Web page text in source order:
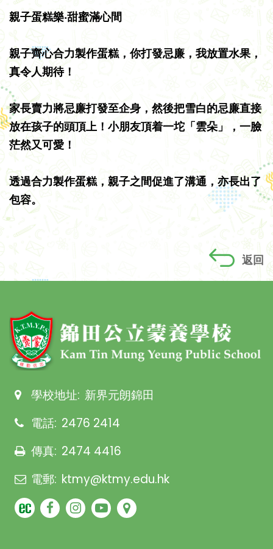
親子蛋糕樂‧甜蜜滿心間
親子齊心合力製作蛋糕，你打發忌廉，我放置水果，
真令人期待！
家長賣力將忌廉打發至企身，然後把雪白的忌廉直接
放在孩子的頭頂上！小朋友頂着一坨「雲朵」，一臉
茫然又可愛！
透過合力製作蛋糕，親子之間促進了溝通，亦長出了
包容。
返回
學校地址: 新界元朗錦田
電話: 2476 2414
傳真: 2474 4416
電郵: ktmy@ktmy.edu.hk